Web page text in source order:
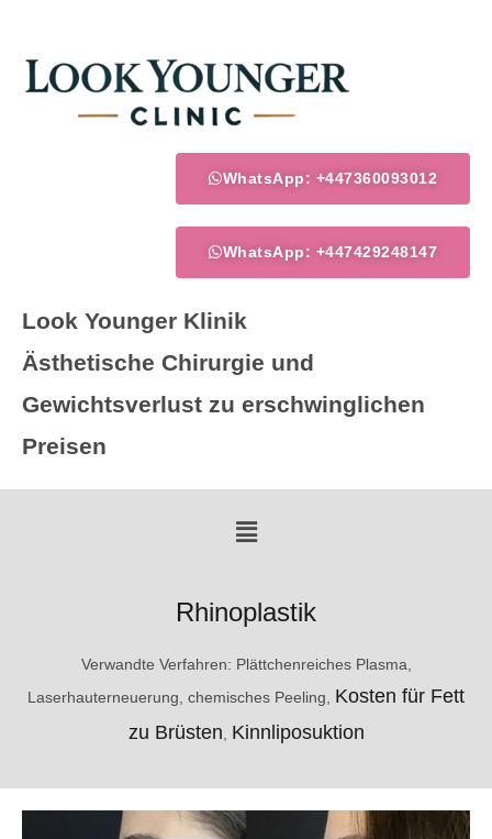
springen
WhatsApp: +447360093012
WhatsApp: +447429248147
Look Younger Klinik
Ästhetische Chirurgie und
Gewichtsverlust zu erschwinglichen
Preisen
Menü
Rhinoplastik
Verwandte Verfahren: Plättchenreiches Plasma,
Laserhauterneuerung, chemisches Peeling, Kosten für Fett
zu Brüsten, Kinnliposuktion